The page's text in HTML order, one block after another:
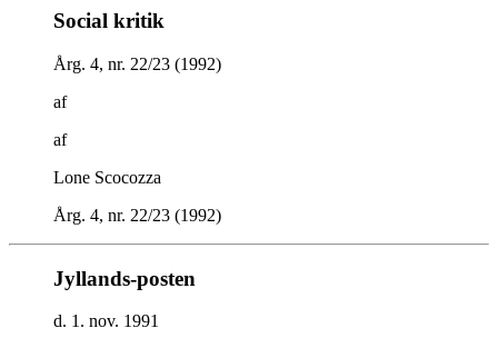
Social kritik
Årg. 4, nr. 22/23 (1992)
af
af
Lone Scocozza
Årg. 4, nr. 22/23 (1992)
Jyllands-posten
d. 1. nov. 1991